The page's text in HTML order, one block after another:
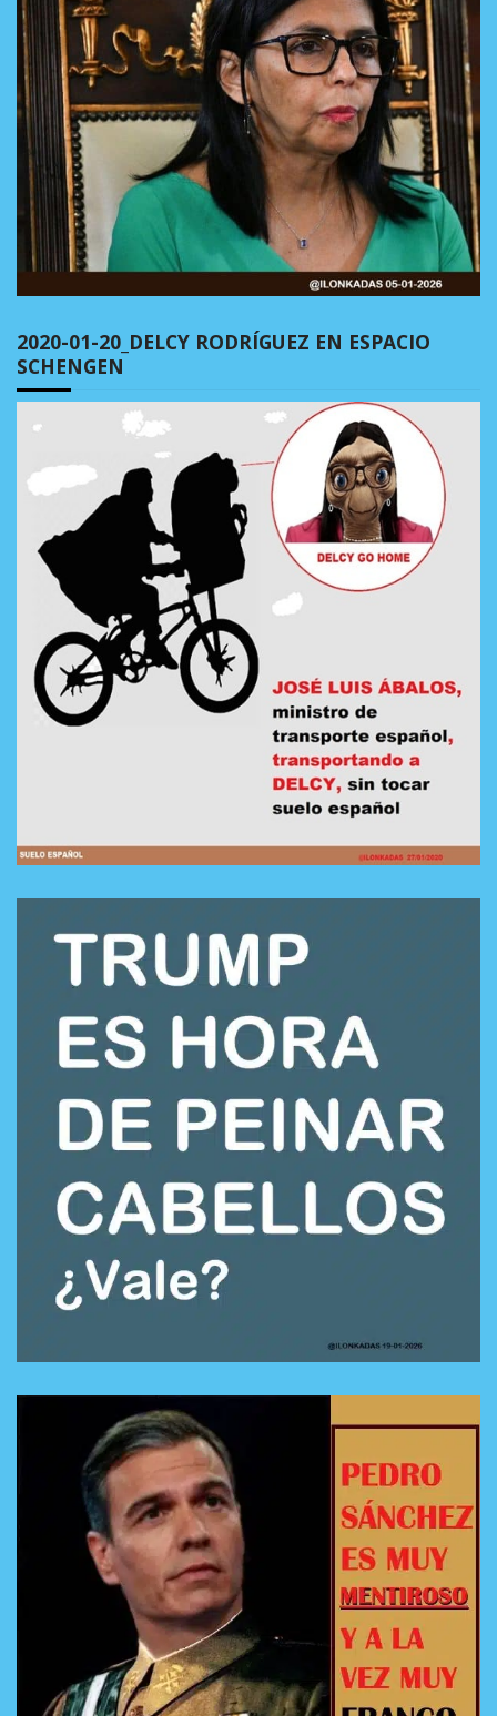
2020-01-20_DELCY RODRÍGUEZ EN ESPACIO
SCHENGEN